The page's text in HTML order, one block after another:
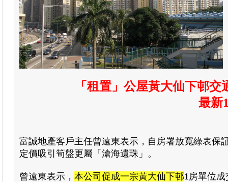
「租置」公屋黃大仙下邨交
最新
富誠地產客戶主任曾遠東表示 ，自房署放寬綠表保
定價吸引筍盤更屬「滄海遺珠」。
曾遠東表示 ， 本公司促成一宗黃大仙下邨1房單位成